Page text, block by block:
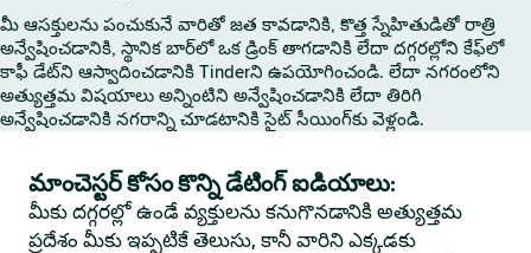
మీ ఆసక్తులను పంచుకునే వారితో జత కావడానికి, కొత్త స్నేహితుడితో రాత్రి
అన్వేషించడానికి, స్థానిక బార్‌లో ఒక డ్రింక్ తాగడానికి లేదా దగ్గరల్లోని కేఫ్‌లో
కాఫీ డేట్‌ని ఆస్వాదించడానికి Tinderని ఉపయోగించండి. లేదా నగరంలోని
అత్యుత్తమ విషయాలు అన్నింటిని అన్వేషించడానికి లేదా తిరిగి
అన్వేషించడానికి నగరాన్ని చూడటానికి సైట్ సీయింగ్‌కు వెళ్లండి.
మాంచెస్టర్ కోసం కొన్ని డేటింగ్ ఐడియాలు:
మీకు దగ్గరల్లో ఉండే వ్యక్తులను కనుగొనడానికి అత్యుత్తమ
ప్రదేశం మీకు ఇప్పటికే తెలుసు, కానీ వారిని ఎక్కడకు